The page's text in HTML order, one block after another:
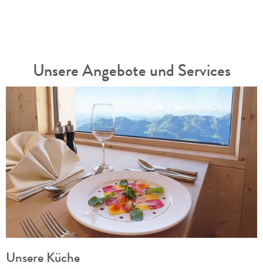
Unsere Angebote und Services
Unsere Küche